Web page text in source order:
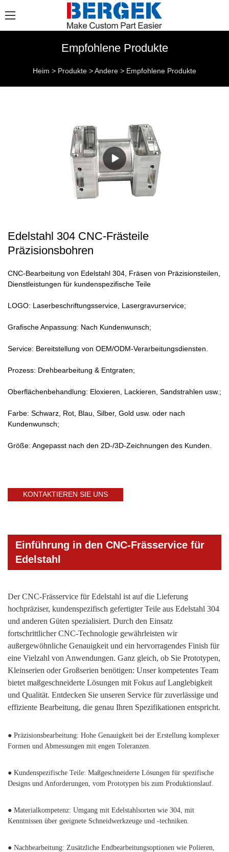
Empfohlene Produkte
Heim > Produkte >Andere > Empfohlene Produkte
Edelstahl 304 CNC-Frästeile
Präzisionsbohren
CNC-Bearbeitung von Edelstahl 304, Fräsen von Präzisionsteilen,
Dienstleistungen für kundenspezifische Teile
LOGO: Laserbeschriftungsservice, Lasergravurservice;
Grafische Anpassung: Nach Kundenwunsch;
Service: Bereitstellung von OEM/ODM-Verarbeitungsdiensten.
Prozess: Drehbearbeitung & Entgraten;
Oberflächenbehandlung: Eloxieren, Lackieren, Sandstrahlen usw.;
Farbe: Schwarz, Rot, Blau, Silber, Gold usw. oder nach
Kundenwunsch;
Größe: Angepasst nach den 2D-/3D-Zeichnungen des Kunden.
KONTAKTIEREN SIE UNS
Einführung in den CNC-Frässervice für
Edelstahl
Der CNC-Frässervice für Edelstahl ist auf die Lieferung
hochpräziser, kundenspezifisch gefertigter Teile aus Edelstahl 304
und anderen Güten spezialisiert. Durch den Einsatz
fortschrittlicher CNC-Technologie gewährleisten wir
außergewöhnliche Genauigkeit und ein hervorragendes Finish für
eine Vielzahl von Anwendungen. Ganz gleich, ob Sie Prototypen,
Kleinserien oder Großserien benötigen: Unser kompetentes Team
bietet maßgeschneiderte Lösungen mit Fokus auf Langlebigkeit
und Qualität. Entdecken Sie unseren Service für zuverlässige und
effiziente Bearbeitung, die genau Ihren Spezifikationen entspricht.
● Präzisionsbearbeitung: Hohe Genauigkeit bei der Erstellung komplexer
Formen und Abmessungen mit engen Toleranzen.
● Kundenspezifische Teile: Maßgeschneiderte Lösungen für spezifische
Designs und Anforderungen, vom Prototypen bis zum Produktionslauf.
● Materialkompetenz: Umgang mit Edelstahlsorten wie 304, mit
Kenntnissen über geeignete Schneidwerkzeuge und -techniken.
● Nachbearbeitung: Zusätzliche Endbearbeitungsoptionen wie Polieren,